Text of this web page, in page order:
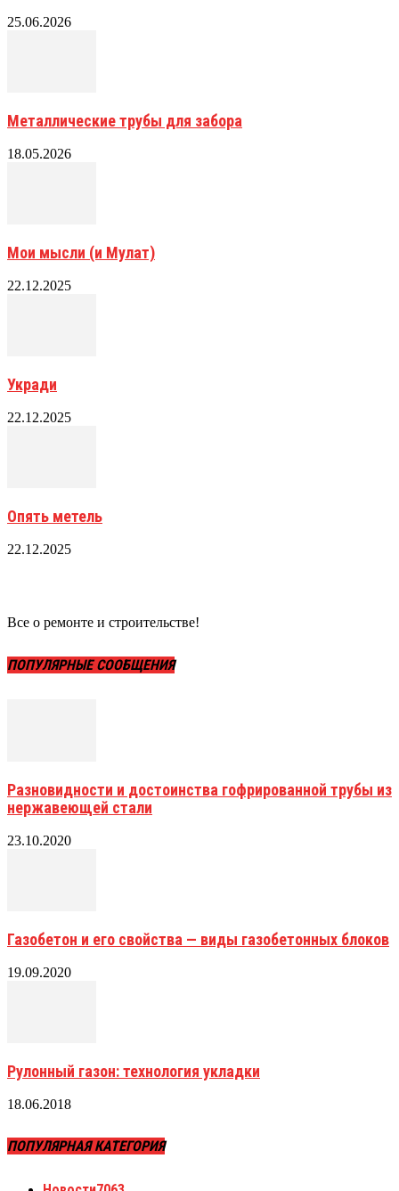
25.06.2026
Металлические трубы для забора
18.05.2026
Мои мысли (и Мулат)
22.12.2025
Укради
22.12.2025
Опять метель
22.12.2025
Все о ремонте и строительстве!
ПОПУЛЯРНЫЕ СООБЩЕНИЯ
Разновидности и достоинства гофрированной трубы из
нержавеющей стали
23.10.2020
Газобетон и его свойства — виды газобетонных блоков
19.09.2020
Рулонный газон: технология укладки
18.06.2018
ПОПУЛЯРНАЯ КАТЕГОРИЯ